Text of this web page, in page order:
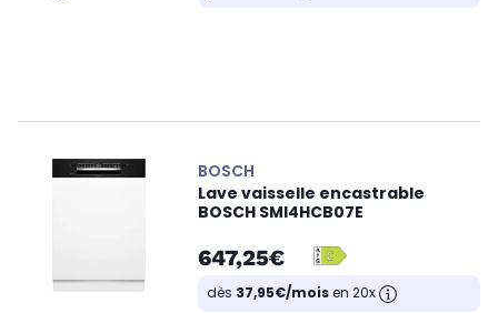
BOSCH
Lave vaisselle encastrable
BOSCH SMI4HCB07E
647,25€
dès 37,95€/moisen 20x